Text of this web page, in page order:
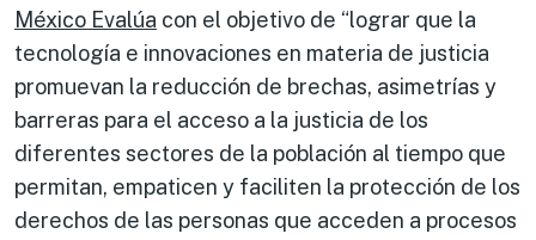
México Evalúa con el objetivo de “lograr que la
tecnología e innovaciones en materia de justicia
promuevan la reducción de brechas, asimetrías y
barreras para el acceso a la justicia de los
diferentes sectores de la población al tiempo que
permitan, empaticen y faciliten la protección de los
derechos de las personas que acceden a procesos